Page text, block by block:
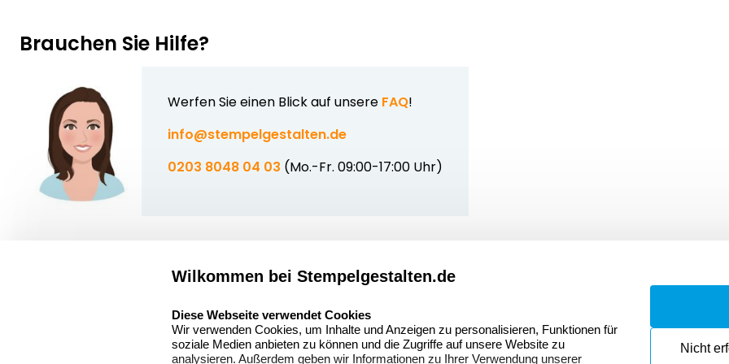
Brauchen Sie Hilfe?
Werfen Sie einen Blick auf unsere FAQ!
info@stempelgestalten.de
0203 8048 04 03 (Mo.-Fr. 09:00-17:00 Uhr)
Stempelgestalten.de
Über uns
Sitemap
Alle
Stempelinformationen
Datenschutzerklärung
Wilkommen bei Stempelgestalten.de
Diese Webseite verwendet Cookies
Wir verwenden Cookies, um Inhalte und Anzeigen zu personalisieren, Funktionen für
soziale Medien anbieten zu können und die Zugriffe auf unsere Website zu
analysieren. Außerdem geben wir Informationen zu Ihrer Verwendung unserer
Nicht